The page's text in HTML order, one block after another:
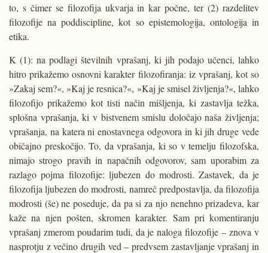
to, s čimer se filozofija ukvarja in kar počne, ter (2) razdelitev
filozofije na poddiscipline, kot so epistemologija, ontologija in
etika.
K (1): na podlagi številnih vprašanj, ki jih podajo učenci, lahko
hitro prikažemo osnovni karakter filozofiranja: iz vprašanj, kot so
»Zakaj sem?«, »Kaj je resnica?«, »Kaj je smisel življenja?«, lahko
filozofijo prikažemo kot tisti način mišljenja, ki zastavlja težka,
splošna vprašanja, ki v bistvenem smislu določajo naša življenja;
vprašanja, na katera ni enostavnega odgovora in ki jih druge vede
običajno preskočijo. To, da vprašanja, ki so v temelju filozofska,
nimajo strogo pravih in napačnih odgovorov, sam uporabim za
razlago pojma filozofije: ljubezen do modrosti. Zastavek, da je
filozofija ljubezen do modrosti, namreč predpostavlja, da filozofija
modrosti (še) ne poseduje, da pa si za njo nenehno prizadeva, kar
kaže na njen pošten, skromen karakter. Sam pri komentiranju
vprašanj zmerom poudarim tudi, da je naloga filozofije – znova v
nasprotju z večino drugih ved – predvsem zastavljanje vprašanj in